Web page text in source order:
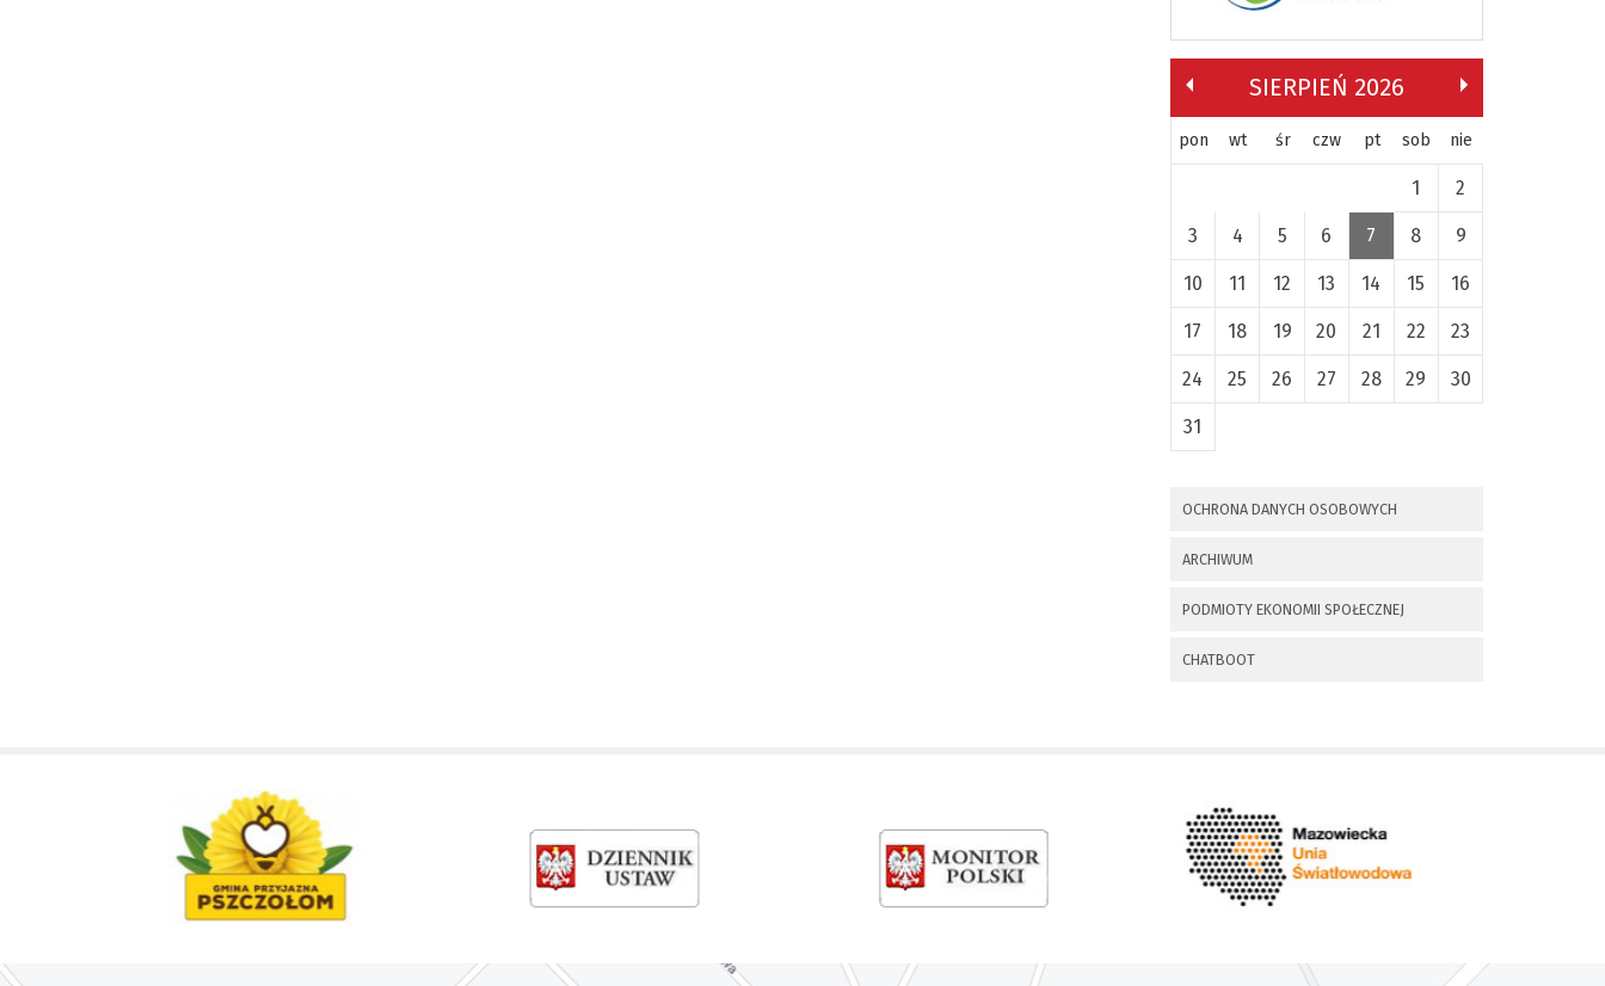
SIERPIEŃ 2026
pon wt śr czw pt sob nie
1 2
3 4 5 6 7 8 9
10 11 12 13 14 15 16
17 18 19 20 21 22 23
24 25 26 27 28 29 30
31
Bitwy pod
informacyjne 28.09.2021 r.
Invalid date
Ludowych Regionów
OCHRONA DANYCH OSOBOWYCH
ARCHIWUM
PODMIOTY EKONOMII SPOŁECZNEJ
CHATBOOT